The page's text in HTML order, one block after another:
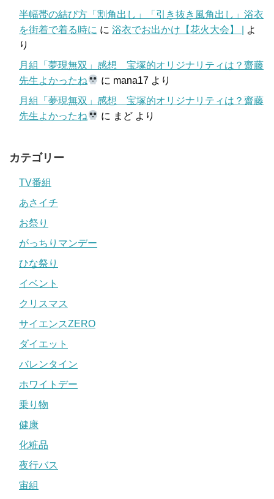
半幅帯の結び方「割角出し」「引き抜き風角出し」浴衣
を街着で着る時に に 浴衣でお出かけ【花火大会】 |
よ
り
月組「夢現無双」感想 宝塚的オリジナリティは？齋藤
先生よかったね
に mana17 より
月組「夢現無双」感想 宝塚的オリジナリティは？齋藤
先生よかったね
に まど より
カテゴリー
TV番組
あさイチ
お祭り
がっちりマンデー
ひな祭り
イベント
クリスマス
サイエンスZERO
ダイエット
バレンタイン
ホワイトデー
乗り物
健康
化粧品
夜行バス
宙組